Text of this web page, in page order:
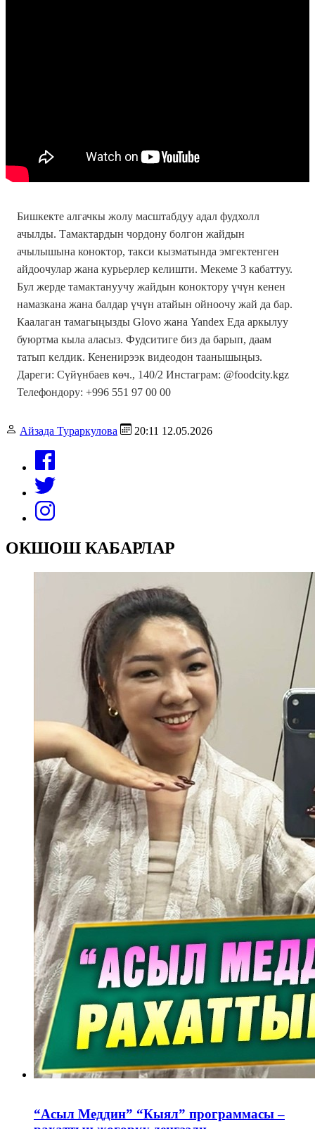
Бишкекте алгачкы жолу масштабдуу адал фудхолл
ачылды. Тамактардын чордону болгон жайдын
ачылышына коноктор, такси кызматында эмгектенген
айдоочулар жана курьерлер келишти. Мекеме 3 кабаттуу.
Бул жерде тамактануучу жайдын коноктору үчүн кенен
намазкана жана балдар үчүн атайын ойноочу жай да бар.
Каалаган тамагыңызды Glovo жана Yandex Еда аркылуу
буюртма кыла аласыз. Фудситиге биз да барып, даам
татып келдик. Кененирээк видеодон таанышыңыз.
Дареги: Сүйүнбаев көч., 140/2 Инстаграм: @foodcity.kgz
Телефондору: +996 551 97 00 00
Айзада Тураркулова 20:11 12.05.2026
ОКШОШ КАБАРЛАР
“Асыл Меддин” “Кыял” программасы –